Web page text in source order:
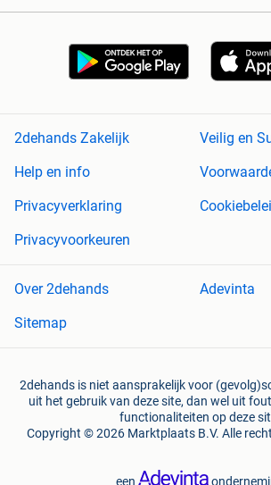
2dehands Zakelijk
Veilig en
Help en info
Privacyverklaring
Privacyvoorkeuren
Over 2dehands
Adevinta
Sitemap
2dehands is niet aansprakelijk voor
uit het gebruik van deze site, dan wel uit
functionaliteiten op deze
Copyright © 2026 Marktplaats B.V. Alle
een